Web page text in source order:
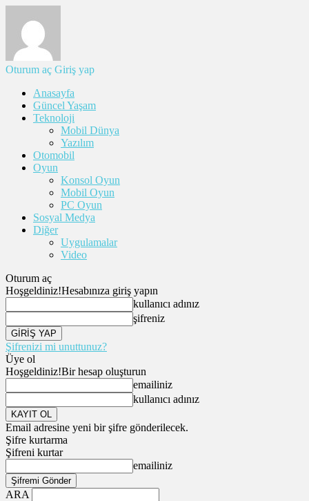
Oturum aç Giriş yap
Anasayfa
Güncel Yaşam
Teknoloji
Mobil Dünya
Yazılım
Otomobil
Oyun
Konsol Oyun
Mobil Oyun
PC Oyun
Sosyal Medya
Diğer
Uygulamalar
Video
Oturum aç
Hoşgeldiniz!Hesabınıza giriş yapın
kullanıcı adınız
şifreniz
Şifrenizi mi unuttunuz?
Üye ol
Hoşgeldiniz!Bir hesap oluşturun
emailiniz
kullanıcı adınız
Email adresine yeni bir şifre gönderilecek.
Şifre kurtarma
Şifreni kurtar
emailiniz
ARA